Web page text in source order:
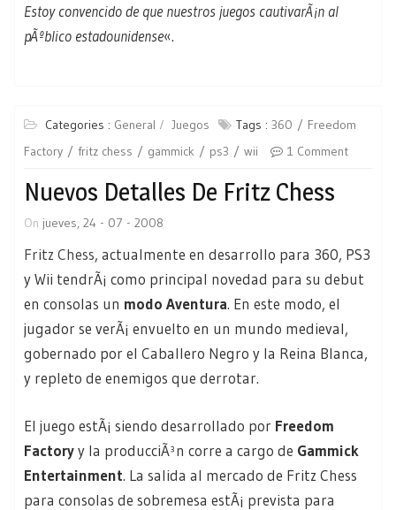
Estoy convencido de que nuestros juegos cautivarÃ¡n al
pÃºblico estadounidense«.
Categories : General Juegos Tags : 360
Freedom
Factory
fritz chess gammick ps3 wii 1 Comment
Nuevos Detalles De Fritz Chess
On jueves, 24 - 07 - 2008
Fritz Chess, actualmente en desarrollo para 360, PS3
y Wii tendrÃ¡ como principal novedad para su debut
en consolas un modo Aventura. En este modo, el
jugador se verÃ¡ envuelto en un mundo medieval,
gobernado por el Caballero Negro y la Reina Blanca,
y repleto de enemigos que derrotar.
El juego estÃ¡ siendo desarrollado por Freedom
Factoryy la producciÃ³n corre a cargo de Gammick
Entertainment. La salida al mercado de Fritz Chess
para consolas de sobremesa estÃ¡ prevista para